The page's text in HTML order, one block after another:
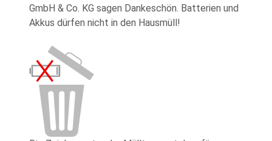
GmbH & Co. KG sagen Dankeschön. Batterien und
Akkus dürfen nicht in den Hausmüll!